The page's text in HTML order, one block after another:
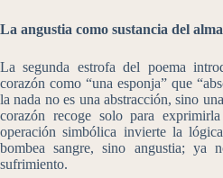
La angustia como sustancia del alma
La segunda estrofa del poema
corazón como “una esponja” que
la nada no es una abstracción, sino
corazón recoge solo para
operación simbólica invierte la
bombea sangre, sino angustia;
sufrimiento.